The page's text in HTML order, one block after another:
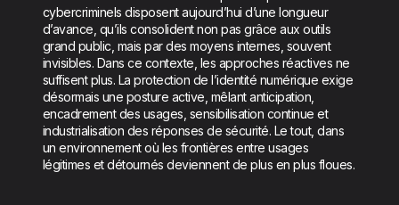
cybercriminels disposent aujourd’hui d’une longueur
d’avance, qu’ils consolident non pas grâce aux outils
grand public, mais par des moyens internes, souvent
invisibles. Dans ce contexte, les approches réactives ne
suffisent plus. La protection de l’identité numérique exige
désormais une posture active, mêlant anticipation,
encadrement des usages, sensibilisation continue et
industrialisation des réponses de sécurité. Le tout, dans
un environnement où les frontières entre usages
légitimes et détournés deviennent de plus en plus floues.